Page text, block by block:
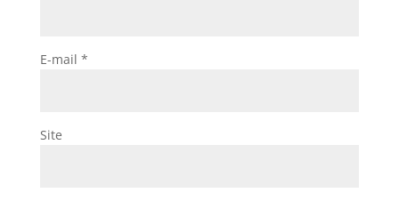
E-mail *
Site